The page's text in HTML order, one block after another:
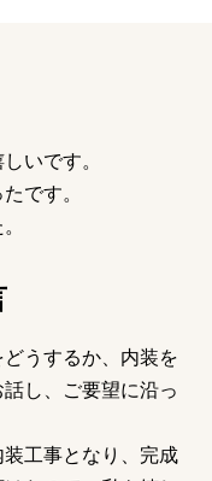
いです。
です。
うするか、内装を
し、ご要望に沿っ
工事となり、完成